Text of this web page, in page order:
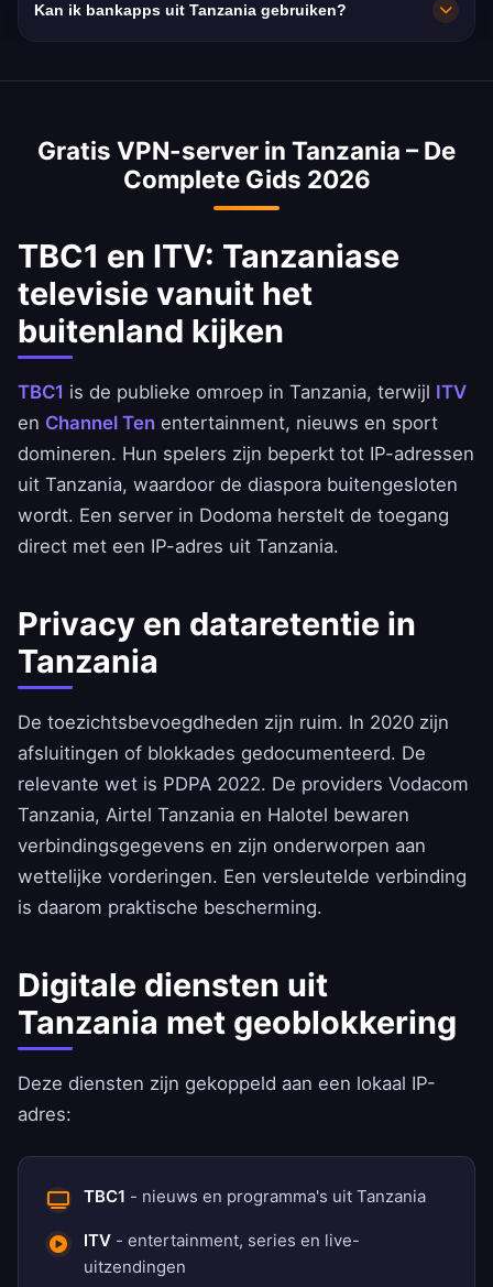
gemiddelde snelheid in Tanzania is 25 Mbps,
Kan ik bankapps uit Tanzania gebruiken?
zijn bereikbaar met een IP-adres uit Tanzania.
Gratis VPN-server in Tanzania – De
Complete Gids 2026
TBC1 en ITV: Tanzaniase
televisie vanuit het
buitenland kijken
TBC1 is de publieke omroep in Tanzania, terwijl ITV
en Channel Ten entertainment, nieuws en sport
domineren. Hun spelers zijn beperkt tot IP-adressen
uit Tanzania, waardoor de diaspora buitengesloten
wordt. Een server in Dodoma herstelt de toegang
direct met een IP-adres uit Tanzania.
Privacy en dataretentie in
Tanzania
De toezichtsbevoegdheden zijn ruim. In 2020 zijn
afsluitingen of blokkades gedocumenteerd. De
relevante wet is PDPA 2022. De providers Vodacom
Tanzania, Airtel Tanzania en Halotel bewaren
verbindingsgegevens en zijn onderworpen aan
wettelijke vorderingen. Een versleutelde verbinding
is daarom praktische bescherming.
Digitale diensten uit
Tanzania met geoblokkering
Deze diensten zijn gekoppeld aan een lokaal IP-
adres:
TBC1 - nieuws en programma's uit Tanzania
ITV - entertainment, series en live-
uitzendingen